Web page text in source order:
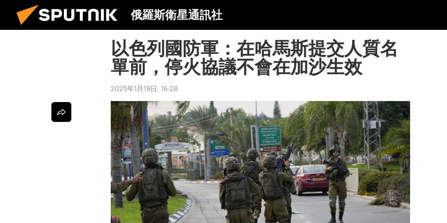
俄羅斯衛星通訊社
以色列國防軍：在哈馬斯提交人質名
單前，停火協議不會在加沙生效
2025年1月19日, 16:28